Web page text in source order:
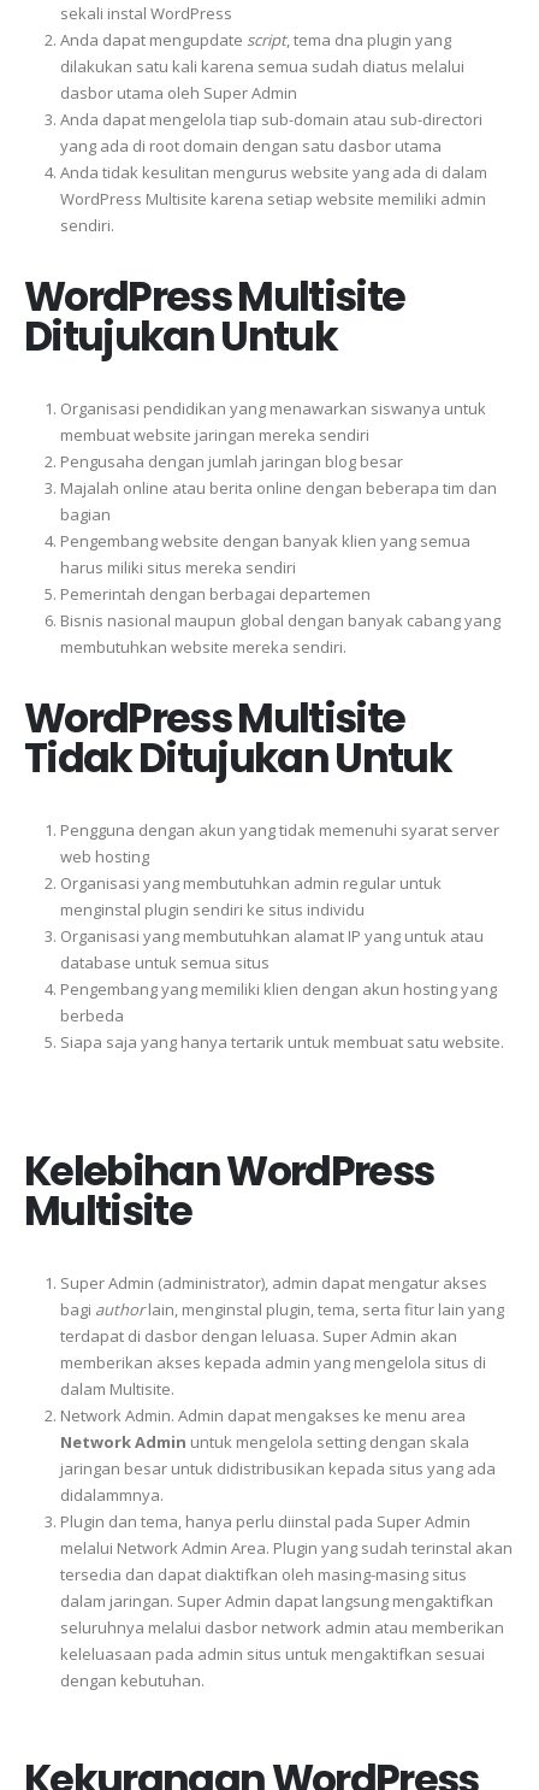
sekali instal WordPress
Anda dapat mengupdate script, tema dna plugin yang
dilakukan satu kali karena semua sudah diatus melalui
dasbor utama oleh Super Admin
Anda dapat mengelola tiap sub-domain atau sub-directori
yang ada di root domain dengan satu dasbor utama
Anda tidak kesulitan mengurus website yang ada di dalam
WordPress Multisite karena setiap website memiliki admin
sendiri.
WordPress Multisite
Ditujukan Untuk
Organisasi pendidikan yang menawarkan siswanya untuk
membuat website jaringan mereka sendiri
Pengusaha dengan jumlah jaringan blog besar
Majalah online atau berita online dengan beberapa tim dan
bagian
Pengembang website dengan banyak klien yang semua
harus miliki situs mereka sendiri
Pemerintah dengan berbagai departemen
Bisnis nasional maupun global dengan banyak cabang yang
membutuhkan website mereka sendiri.
WordPress Multisite
Tidak Ditujukan Untuk
Pengguna dengan akun yang tidak memenuhi syarat server
web hosting
Organisasi yang membutuhkan admin regular untuk
menginstal plugin sendiri ke situs individu
Organisasi yang membutuhkan alamat IP yang untuk atau
database untuk semua situs
Pengembang yang memiliki klien dengan akun hosting yang
berbeda
Siapa saja yang hanya tertarik untuk membuat satu website.
Kelebihan WordPress
Multisite
Super Admin (administrator), admin dapat mengatur akses
bagi authorlain, menginstal plugin, tema, serta fitur lain yang
terdapat di dasbor dengan leluasa. Super Admin akan
memberikan akses kepada admin yang mengelola situs di
dalam Multisite.
Network Admin. Admin dapat mengakses ke menu area
Network Admin untuk mengelola setting dengan skala
jaringan besar untuk didistribusikan kepada situs yang ada
didalammnya.
Plugin dan tema, hanya perlu diinstal pada Super Admin
melalui Network Admin Area. Plugin yang sudah terinstal akan
tersedia dan dapat diaktifkan oleh masing-masing situs
dalam jaringan. Super Admin dapat langsung mengaktifkan
seluruhnya melalui dasbor network admin atau memberikan
keleluasaan pada admin situs untuk mengaktifkan sesuai
dengan kebutuhan.